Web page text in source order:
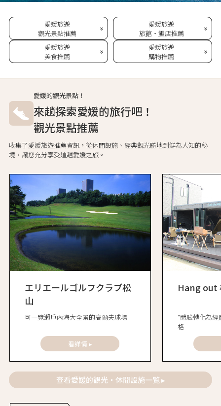
愛媛旅遊
觀光景點推薦
愛媛旅遊
旅館・飯店推薦
愛媛旅遊
美食推薦
愛媛旅遊
購物推薦
愛媛的觀光景點！
來趟探索愛媛的旅行吧！
觀光景點推薦
收集了愛媛旅遊推薦資訊，從休閒設施、經典觀光勝地到鮮為人知的秘
境，讓您充分享受這趟愛媛之旅。
エリエールゴルフクラブ松
山
可一覽瀨戶內海大全景的高爾夫球場
看詳情 ▸
Hang out
"體驗轉化為
格
查看愛媛的觀光・休閒設施一覧 ▸